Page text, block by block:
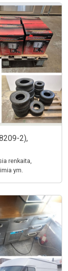
2),
renkaita,
ym.